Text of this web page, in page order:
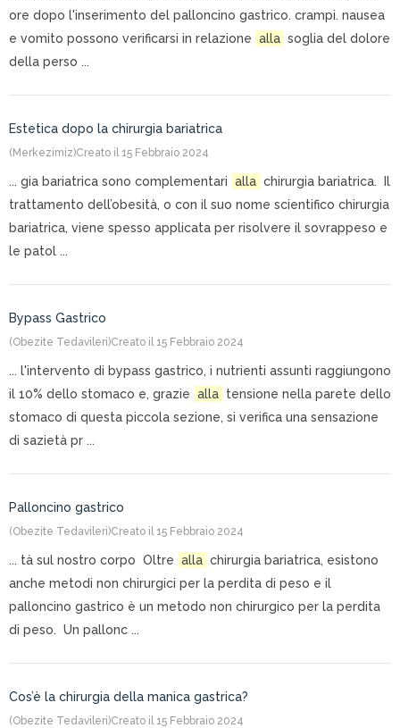
ore dopo l'inserimento del palloncino gastrico. crampi. nausea
e vomito possono verificarsi in relazione alla soglia del dolore
della perso ...
Estetica dopo la chirurgia bariatrica
(Merkezimiz)Creato il 15 Febbraio 2024
... gia bariatrica sono complementari alla chirurgia bariatrica. Il
trattamento dell’obesità, o con il suo nome scientifico chirurgia
bariatrica, viene spesso applicata per risolvere il sovrappeso e
le patol ...
Bypass Gastrico
(Obezite Tedavileri)Creato il 15 Febbraio 2024
... l'intervento di bypass gastrico, i nutrienti assunti raggiungono
il 10% dello stomaco e, grazie alla tensione nella parete dello
stomaco di questa piccola sezione, si verifica una sensazione
di sazietà pr ...
Palloncino gastrico
(Obezite Tedavileri)Creato il 15 Febbraio 2024
... tà sul nostro corpo Oltre alla chirurgia bariatrica, esistono
anche metodi non chirurgici per la perdita di peso e il
palloncino gastrico è un metodo non chirurgico per la perdita
di peso. Un pallonc ...
Cos’è la chirurgia della manica gastrica?
(Obezite Tedavileri)Creato il 15 Febbraio 2024